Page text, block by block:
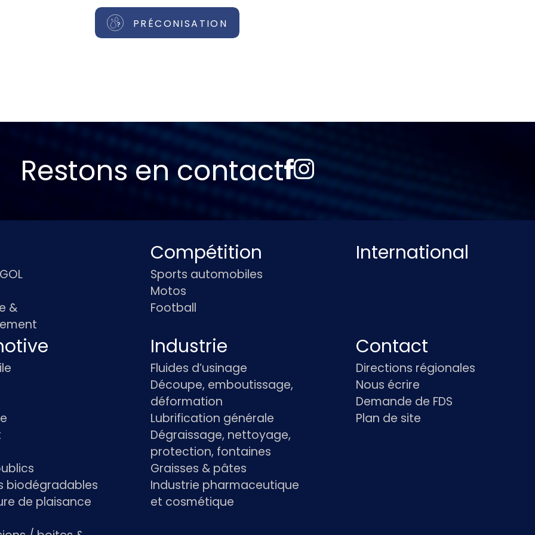
PRÉCONISATION
Restons en contact
&
Compétition
Sports automobiles
Motos
Football
International
biodégradables
de plaisance
Industrie
Fluides d’usinage
Découpe, emboutissage,
déformation
Lubrification générale
Dégraissage, nettoyage,
protection, fontaines
Graisses & pâtes
Industrie pharmaceutique
et cosmétique
Contact
Directions régionales
Nous écrire
Demande de FDS
Plan de site